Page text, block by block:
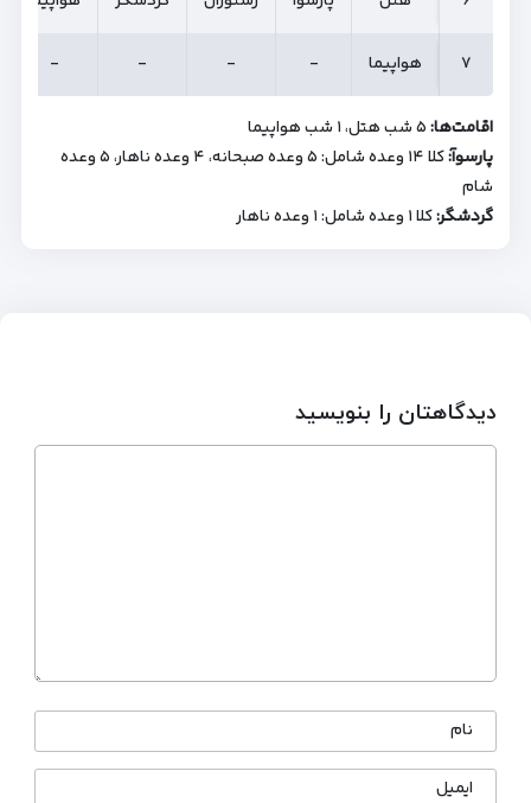
۷ هواپیما -
-
-
- ۷
اقامت‌ها:
پارسوآ:
کلا ۱۴ وعده شامل: ۵ وعده صبحانه، ۴ وعده ناهار، ۵ وعده
شام
گردشگر:کلا ۱ وعده شامل: ۱ وعده ناهار
دیدگاهتان را بنویسید
نام
ایمیل